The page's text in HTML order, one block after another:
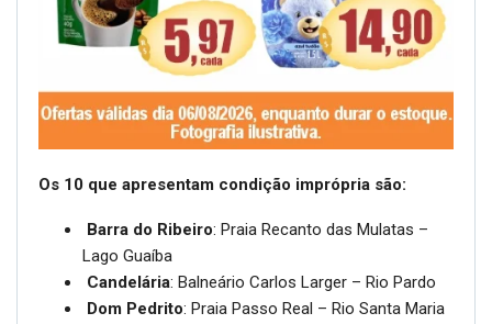
Os 10 que apresentam condição imprópria são:
Barra do Ribeiro: Praia Recanto das Mulatas –
Lago Guaíba
Candelária: Balneário Carlos Larger – Rio Pardo
Dom Pedrito: Praia Passo Real – Rio Santa Maria